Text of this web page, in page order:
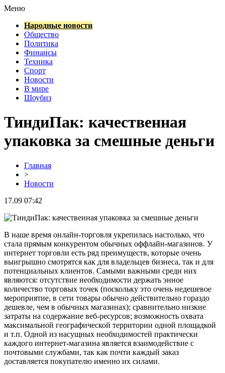
Меню
Народные новости
Общество
Политика
Финансы
Техника
Спорт
Новости
В мире
Шоубиз
ТиндиПак: качественная
упаковка за смешные деньги
Главная
>
Новости
17.09 07:42
В наше время онлайн-торговля укрепилась настолько, что
стала прямым конкурентом обычных оффлайн-магазинов. У
интернет торговли есть ряд преимуществ, которые очень
выигрышно смотрятся как для владельцев бизнеса, так и для
потенциальных клиентов. Самыми важными среди них
являются: отсутствие необходимости держать энное
количество торговых точек (поскольку это очень недешевое
мероприятие, в сети товары обычно действительно гораздо
дешевле, чем в обычных магазинах); сравнительно низкие
затраты на содержание веб-ресурсов; возможность охвата
максимальной географической территории одной площадкой
и т.п. Одной из насущных необходимостей практически
каждого интернет-магазина является взаимодействие с
почтовыми службами, так как почти каждый заказ
доставляется покупателю именно их силами.